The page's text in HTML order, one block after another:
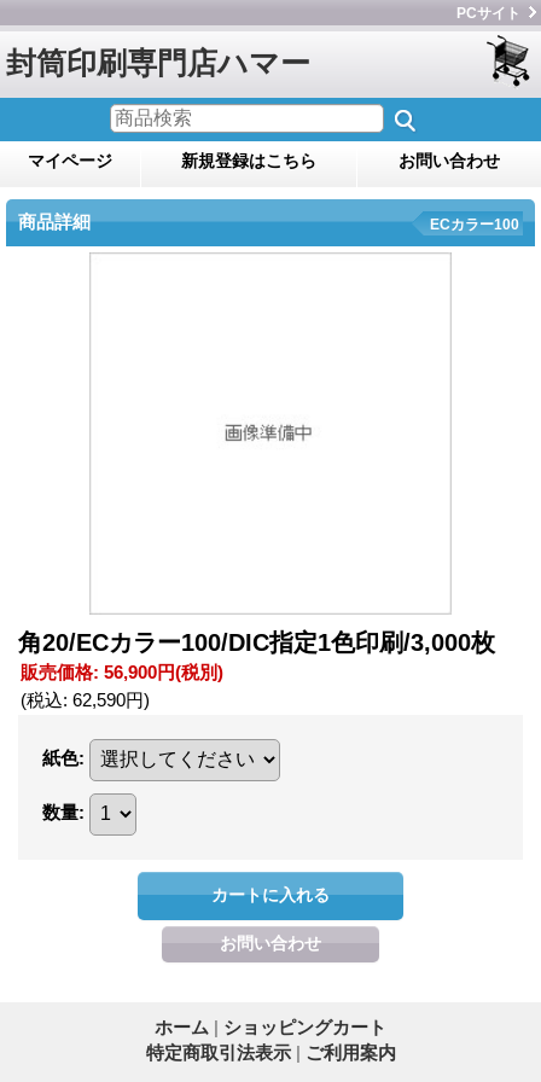
PCサイト
封筒印刷専門店ハマー
マイページ 新規登録はこちら お問い合わせ
商品詳細 ECカラー100
角20/ECカラー100/DIC指定1色印刷/3,000枚
販売価格: 56,900円(税別)
(税込: 62,590円)
紙色:
数量:
ホーム | ショッピングカート
特定商取引法表示 | ご利用案内